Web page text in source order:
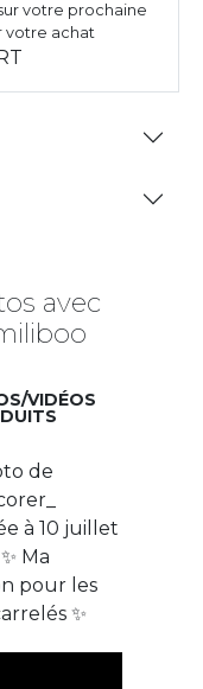
votre prochaine
votre achat
avec
VIDÉOS